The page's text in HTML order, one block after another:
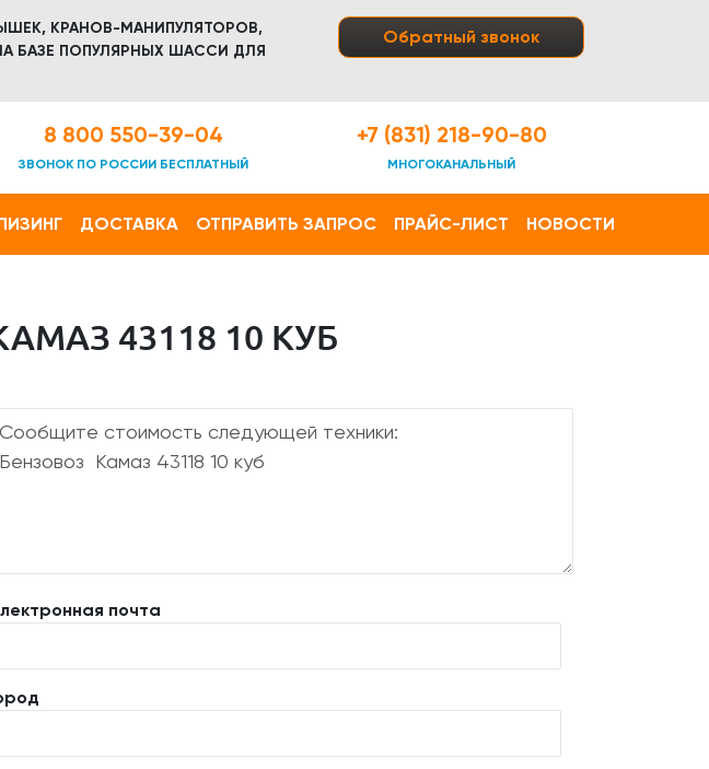
КРАНОВ-МАНИПУЛЯТОРОВ,
БАЗЕ ПОПУЛЯРНЫХ ШАССИ ДЛЯ
Обратный звонок
8 800 550-39-04
ЗВОНОК ПО РОССИИ БЕСПЛАТНЫЙ
+7 (831) 218-90-80
МНОГОКАНАЛЬНЫЙ
ДОСТАВКА ОТПРАВИТЬ ЗАПРОС ПРАЙС-ЛИСТ НОВОСТИ
43118 10 КУБ
почта